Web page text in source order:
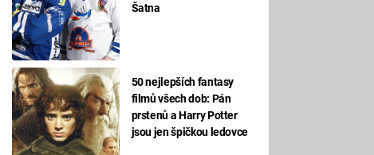
Šatna
50 nejlepších fantasy
filmů všech dob: Pán
prstenů a Harry Potter
jsou jen špičkou ledovce